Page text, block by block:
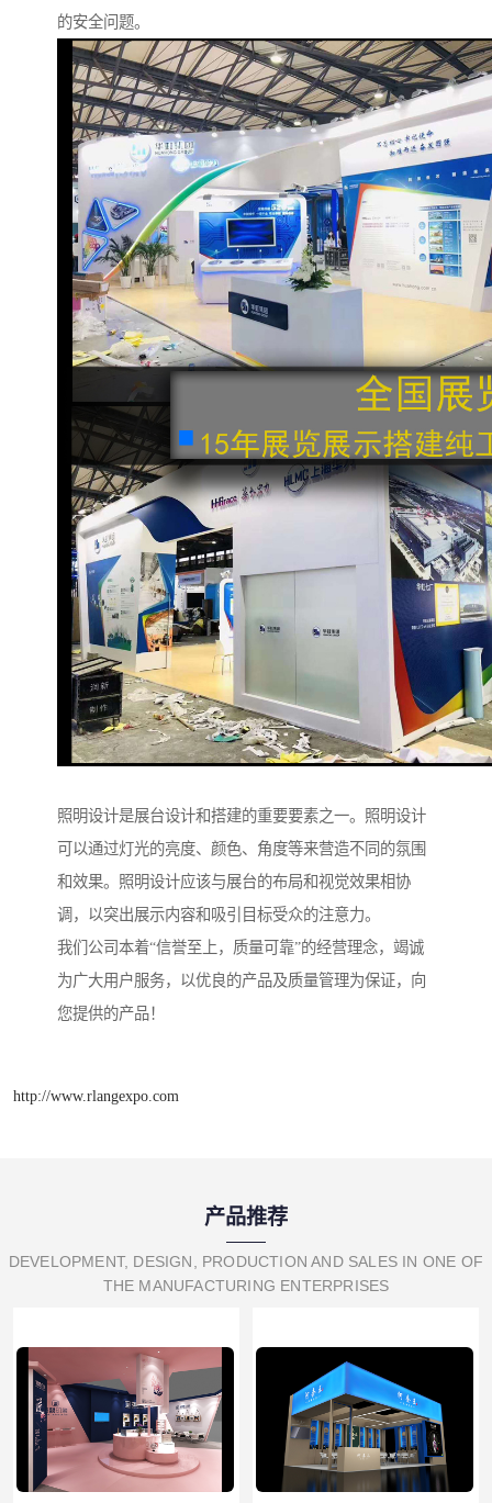
的安全问题。
照明设计是展台设计和搭建的重要要素之一。照明设计
可以通过灯光的亮度、颜色、角度等来营造不同的氛围
和效果。照明设计应该与展台的布局和视觉效果相协
调，以突出展示内容和吸引目标受众的注意力。
我们公司本着“信誉至上，质量可靠”的经营理念，竭诚
为广大用户服务，以优良的产品及质量管理为保证，向
您提供的产品！
http://www.rlangexpo.com
产品推荐
DEVELOPMENT, DESIGN, PRODUCTION AND SALES IN ONE OF
THE MANUFACTURING ENTERPRISES